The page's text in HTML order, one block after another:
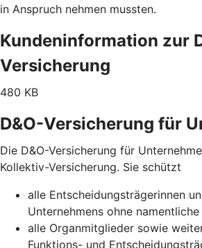
in Anspruch nehmen mussten.
Kundeninformation zur
Versicherung
480 KB
D&O-Versicherung für
Die D&O-Versicherung für
Kollektiv-Versicherung. Sie schützt
alle Entscheidungsträgerinnen
Unternehmens ohne namentliche
alle Organmitglieder sowie
Funktions- und